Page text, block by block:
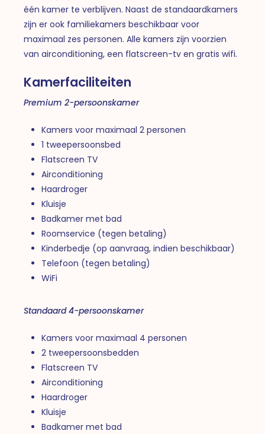
één kamer te verblijven. Naast de standaardkamers
zijn er ook familiekamers beschikbaar voor
maximaal zes personen. Alle kamers zijn voorzien
van airconditioning, een flatscreen-tv en gratis wifi.
Kamerfaciliteiten
Premium 2-persoonskamer
Kamers voor maximaal 2 personen
1 tweepersoonsbed
Flatscreen TV
Airconditioning
Haardroger
Kluisje
Badkamer met bad
Roomservice (tegen betaling)
Kinderbedje (op aanvraag, indien beschikbaar)
Telefoon (tegen betaling)
WiFi
Standaard 4-persoonskamer
Kamers voor maximaal 4 personen
2 tweepersoonsbedden
Flatscreen TV
Airconditioning
Haardroger
Kluisje
Badkamer met bad